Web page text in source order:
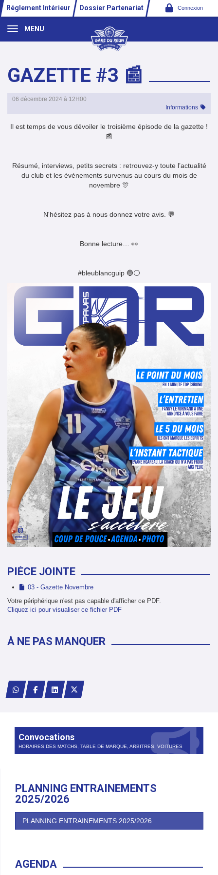
Réglement Intérieur Dossier Partenariat Connexion
MENU
GAZETTE #3 📰
06 décembre 2024 à 12H00
Informations
Il est temps de vous dévoiler le troisième épisode de la gazette !
📰
Résumé, interviews, petits secrets : retrouvez-y toute l’actualité
du club et les événements survenus au cours du mois de
novembre 🎊
N'hésitez pas à nous donnez votre avis. 💬
Bonne lecture… 👀
#bleublancguip 🔵⚪️
PIÈCE JOINTE
03 - Gazette Novembre
Votre périphérique n'est pas capable d'afficher ce PDF.
Cliquez ici pour visualiser ce fichier PDF
À NE PAS MANQUER
LICENCES SAISON 2026/2027 📝
Convocations
HORAIRES DES MATCHS, TABLE DE MARQUE, ARBITRES, VOITURES
PLANNING ENTRAINEMENTS
2025/2026
PLANNING ENTRAINEMENTS 2025/2026
AGENDA
Panneau de gestion des cookies